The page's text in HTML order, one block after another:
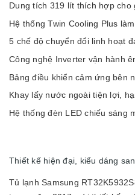
Dung tích 319 lít thích hợp
Hệ thống Twin Cooling Plus
5 chế độ chuyển đổi linh hoạt
Công nghệ Inverter vận hành
Bảng điều khiển cảm ứng bên
Khay lấy nước ngoài tiện lợi,
Hệ thống đèn LED chiếu sáng
Thiết kế hiện đại, kiểu dáng
Tủ lạnh Samsung